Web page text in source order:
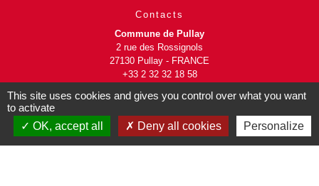
Contacts
Commune de Pullay
2 rue des Rossignols
27130 Pullay - FRANCE
+33 2 32 32 18 58
Site internet :
www.pullay.fr
This site uses cookies and gives you control over what you want
to activate
OK, accept all
Deny all cookies Personalize